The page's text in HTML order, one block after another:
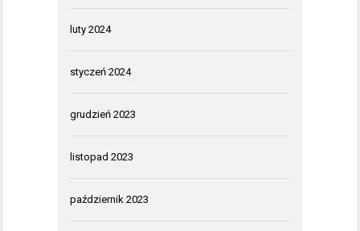
luty 2024
styczeń 2024
grudzień 2023
listopad 2023
październik 2023